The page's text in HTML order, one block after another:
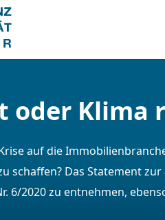
oder Klima
auf die
schaffen? Das Statement
6/2020 zu entnehmen,